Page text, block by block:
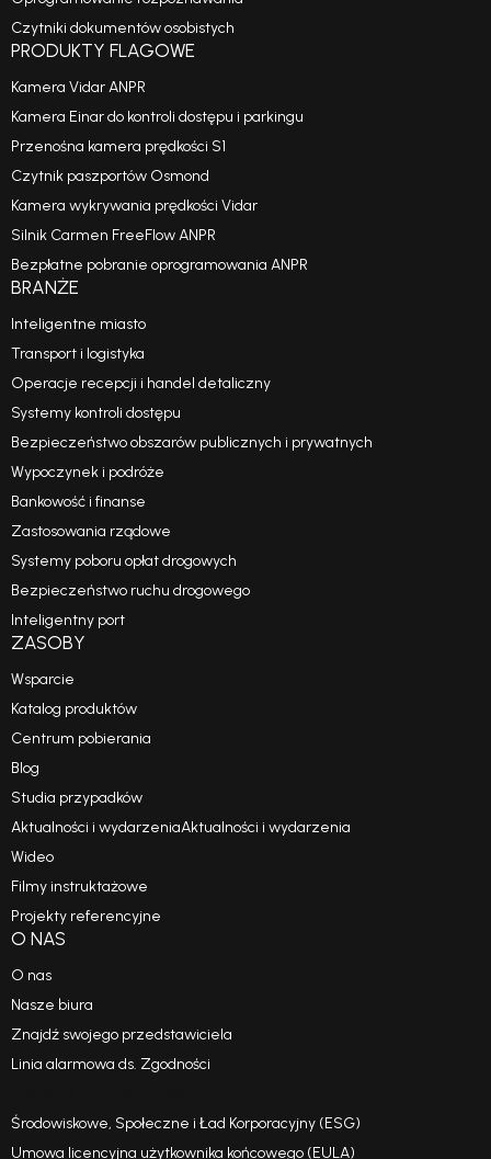
Czytniki dokumentów osobistych
PRODUKTY FLAGOWE
Kamera Vidar ANPR
Kamera Einar do kontroli dostępu i parkingu
Przenośna kamera prędkości S1
Czytnik paszportów Osmond
Kamera wykrywania prędkości Vidar
Silnik Carmen FreeFlow ANPR
Bezpłatne pobranie oprogramowania ANPR
BRANŻE
Inteligentne miasto
Transport i logistyka
Operacje recepcji i handel detaliczny
Systemy kontroli dostępu
Bezpieczeństwo obszarów publicznych i prywatnych
Wypoczynek i podróże
Bankowość i finanse
Zastosowania rządowe
Systemy poboru opłat drogowych
Bezpieczeństwo ruchu drogowego
Inteligentny port
ZASOBY
Wsparcie
Katalog produktów
Centrum pobierania
Blog
Studia przypadków
Aktualności i wydarzeniaAktualności i wydarzenia
Wideo
Filmy instruktażowe
Projekty referencyjne
O NAS
O nas
Nasze biura
Znajdź swojego przedstawiciela
Linia alarmowa ds. Zgodności
Środowiskowe, Społeczne i Ład Korporacyjny (ESG)
Umowa licencyjna użytkownika końcowego (EULA)